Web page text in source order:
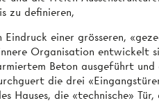
zu definieren,
Eindruck einer grösseren,
Organisation entwickelt
Beton ausgeführt und
die drei
Hauses, die «technische»